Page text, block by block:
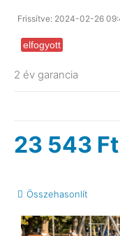
Frissítve: 2024-02-26
elfogyott
2 év garancia
23 543 Ft
Összehasonlít